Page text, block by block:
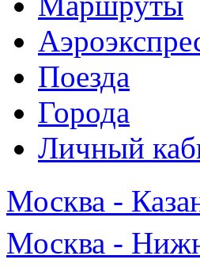
Поезда
Города
Личный
Москва -
Москва -